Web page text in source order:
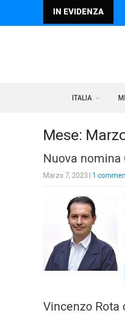
IN EVIDENZA
ITALIA
Mese:
Nuova
Marzo 7, 2023 1
Vincenzo Rota